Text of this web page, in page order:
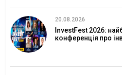
20.08.2026
InvestFest 2026:
конференція про